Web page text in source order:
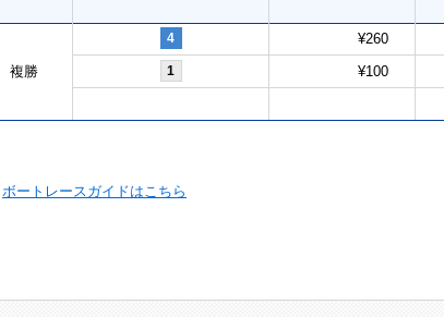
複勝
4 ¥260
1 ¥100
ボートレースガイドはこちら